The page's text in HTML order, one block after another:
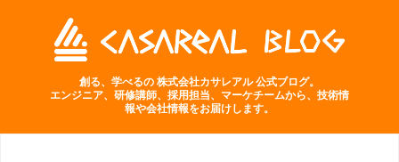
創る、学べるの 株式会社カサレアル 公式ブログ。
エンジニア、研修講師、採用担当、マーケチームから、技術情
報や会社情報をお届けします。